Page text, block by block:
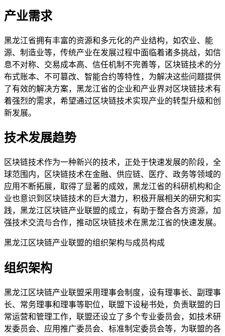
产业需求
黑龙江省拥有丰富的资源和多元化的产业结构，如农业、能
源、制造业等，传统产业在发展过程中面临着诸多挑战，如信
息不对称、交易成本高、信任机制不完善等，区块链技术的分
布式账本、不可篡改、智能合约等特性，为解决这些问题提供
了有效的解决方案，黑龙江省的企业和产业界对区块链技术有
着强烈的需求，希望通过区块链技术实现产业的转型升级和创
新发展。
技术发展趋势
区块链技术作为一种新兴的技术，正处于快速发展的阶段，全
球范围内，区块链技术在金融、供应链、医疗、政务等领域的
应用不断拓展，取得了显著的成效，黑龙江省的科研机构和企
业也意识到区块链技术的巨大潜力，积极开展相关的研究和实
践，黑龙江区块链产业联盟的成立，有助于整合各方资源，加
强技术交流与合作，推动区块链技术在黑龙江省的快速发展。
黑龙江区块链产业联盟的组织架构与成员构成
组织架构
黑龙江区块链产业联盟采用理事会制度，设有理事长、副理事
长、常务理事和理事等职位，联盟下设秘书处，负责联盟的日
常运营和管理工作，联盟还设立了多个专业委员会，如技术研
发委员会、应用推广委员会、标准制定委员会等，为联盟的各